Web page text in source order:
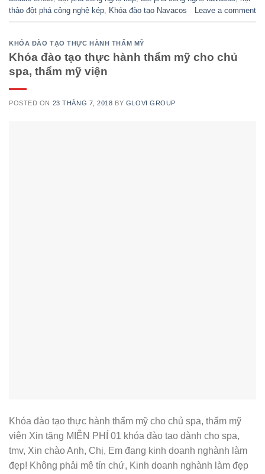
thảo đột phá công nghệ kép, Khóa đào tạo Navacos Leave a comment
KHÓA ĐÀO TẠO THỰC HÀNH THẨM MỸ
Khóa đào tạo thực hành thẩm mỹ cho chủ
spa, thẩm mỹ viện
POSTED ON 23 THÁNG 7, 2018 BY GLOVI GROUP
Khóa đào tạo thực hành thẩm mỹ cho chủ spa, thẩm mỹ
viện Xin tặng MIỄN PHÍ 01 khóa đào tạo dành cho spa,
tmv, Xin chào Anh, Chị, Em đang kinh doanh nghành làm
đẹp! Không phải mê tín chứ, Kinh doanh nghành làm đẹp